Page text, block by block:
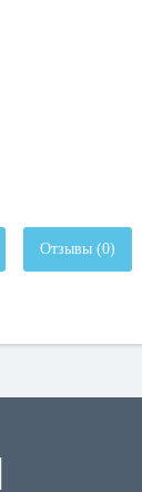
Отзывы (0)